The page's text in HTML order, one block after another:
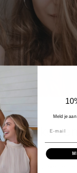
Oorzaken en
de oorzaken en
Meld je